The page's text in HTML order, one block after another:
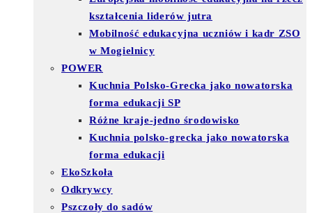
kształcenia liderów jutra
Mobilność edukacyjna uczniów i kadr ZSO
w Mogielnicy
POWER
Kuchnia Polsko-Grecka jako nowatorska
forma edukacji SP
Różne kraje-jedno środowisko
Kuchnia polsko-grecka jako nowatorska
forma edukacji
EkoSzkoła
Odkrywcy
Pszczoły do sadów